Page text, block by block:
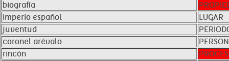
biografía
imperio español
LUGAR
juventud
coronel arévalo
rincón